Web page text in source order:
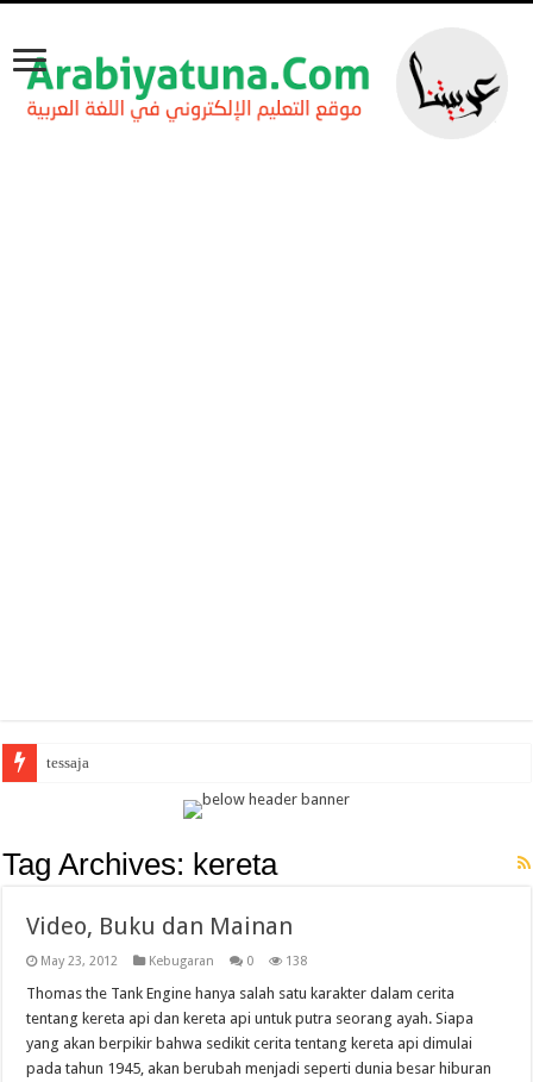
tessaja
Tag Archives: kereta
Video, Buku dan Mainan
May 23, 2012 Kebugaran 0 138
Thomas the Tank Engine hanya salah satu karakter dalam cerita
tentang kereta api dan kereta api untuk putra seorang ayah. Siapa
yang akan berpikir bahwa sedikit cerita tentang kereta api dimulai
pada tahun 1945, akan berubah menjadi seperti dunia besar hiburan